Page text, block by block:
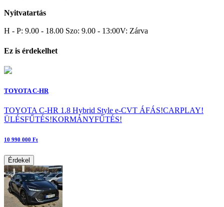
Nyitvatartás
H - P: 9.00 - 18.00 Szo: 9.00 - 13:00V: Zárva
Ez is érdekelhet
TOYOTA C-HR
TOYOTA C-HR 1.8 Hybrid Style e-CVT ÁFÁS!CARPLAY!
ÜLÉSFŰTÉS!KORMÁNYFŰTÉS!
10 990 000 Ft
Érdekel